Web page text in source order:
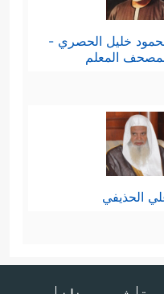
خليل الحصري -
المعلم
الحذيفي